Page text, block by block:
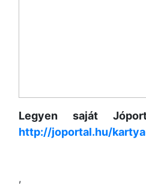
Legyen saját
http://joportal.hu/
,